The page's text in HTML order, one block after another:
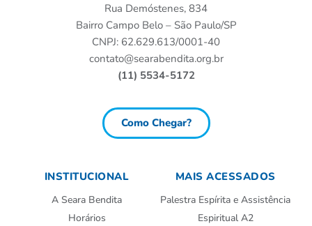
Rua Demóstenes, 834
Bairro Campo Belo – São Paulo/SP
CNPJ: 62.629.613/0001-40
contato@searabendita.org.br
(11) 5534-5172
Como Chegar?
INSTITUCIONAL
A Seara Bendita
Horários
MAIS ACESSADOS
Palestra Espírita e Assistência
Espiritual A2